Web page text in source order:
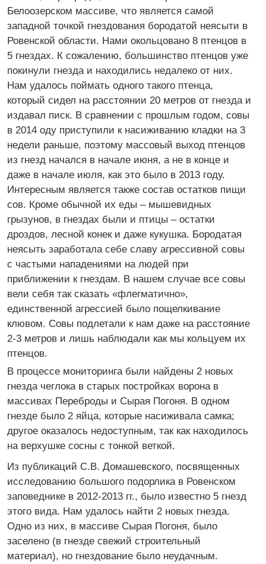
Белоозерском массиве, что является самой
западной точкой гнездования бородатой неясыти в
Ровенской области. Нами окольцовано 8 птенцов в
5 гнездах. К сожалению, большинство птенцов уже
покинули гнезда и находились недалеко от них.
Нам удалось поймать одного такого птенца,
который сидел на расстоянии 20 метров от гнезда и
издавал писк. В сравнении с прошлым годом, совы
в 2014 оду приступили к насиживанию кладки на 3
недели раньше, поэтому массовый выход птенцов
из гнезд начался в начале июня, а не в конце и
даже в начале июля, как это было в 2013 году.
Интересным является также состав остатков пищи
сов. Кроме обычной их еды – мышевидных
грызунов, в гнездах были и птицы – остатки
дроздов, лесной конек и даже кукушка. Бородатая
неясыть заработала себе славу агрессивной совы
с частыми нападениями на людей при
приближении к гнездам. В нашем случае все совы
вели себя так сказать «флегматично»,
единственной агрессией было пощелкивание
клювом. Совы подлетали к нам даже на расстояние
2-3 метров и лишь наблюдали как мы кольцуем их
птенцов.
В процессе мониторинга были найдены 2 новых
гнезда чеглока в старых постройках ворона в
массивах Переброды и Сырая Погоня. В одном
гнезде было 2 яйца, которые насиживала самка;
другое оказалось недоступным, так как находилось
на верхушке сосны с тонкой веткой.
Из публикаций С.В. Домашевского, посвященных
исследованию большого подорлика в Ровенском
заповеднике в 2012-2013 гг., было известно 5 гнезд
этого вида. Нам удалось найти 2 новых гнезда.
Одно из них, в массиве Сырая Погоня, было
заселено (в гнезде свежий строительный
материал), но гнездование было неудачным.